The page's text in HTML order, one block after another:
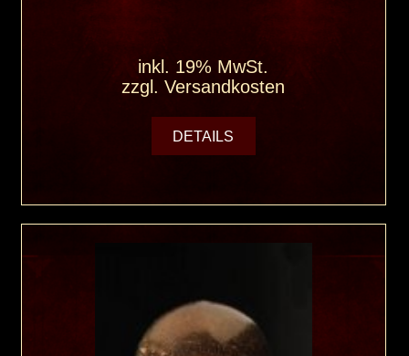
inkl. 19% MwSt.
zzgl.Versandkosten
DETAILS